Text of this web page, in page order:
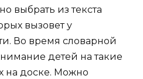
выбрать из текста
вызовет у
Во время словарной
детей на такие
на доске. Можно